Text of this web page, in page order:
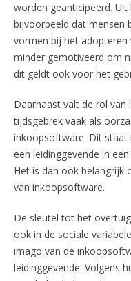
worden geanticipeerd.
bijvoorbeeld dat mensen
vormen bij het
minder gemotiveerd om
dit geldt ook voor het
Daarnaast valt de rol van
tijdsgebrek vaak als
inkoopsoftware. Dit staat
een leidinggevende in
Het is dan ook belangrijk
van inkoopsoftware.
De sleutel tot het
ook in de sociale
imago van de
leidinggevende. Volgens